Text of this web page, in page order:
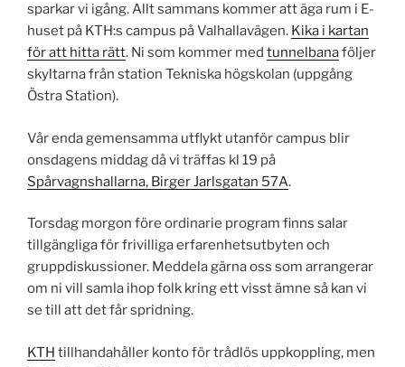
sparkar vi igång. Allt sammans kommer att äga rum i E-
huset på KTH:s campus på Valhallavägen. Kika i kartan
för att hitta rätt. Ni som kommer med tunnelbanaföljer
skyltarna från station Tekniska högskolan (uppgång
Östra Station).
Vår enda gemensamma utflykt utanför campus blir
onsdagens middag då vi träffas kl 19 på
Spårvagnshallarna, Birger Jarlsgatan 57A.
Torsdag morgon före ordinarie program finns salar
tillgängliga för frivilliga erfarenhetsutbyten och
gruppdiskussioner. Meddela gärna oss som arrangerar
om ni vill samla ihop folk kring ett visst ämne så kan vi
se till att det får spridning.
KTH tillhandahåller konto för trådlös uppkoppling, men